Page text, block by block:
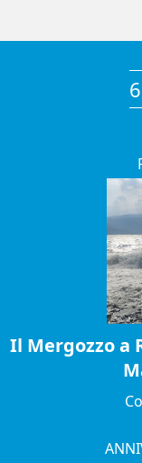
Il Mergozzo a